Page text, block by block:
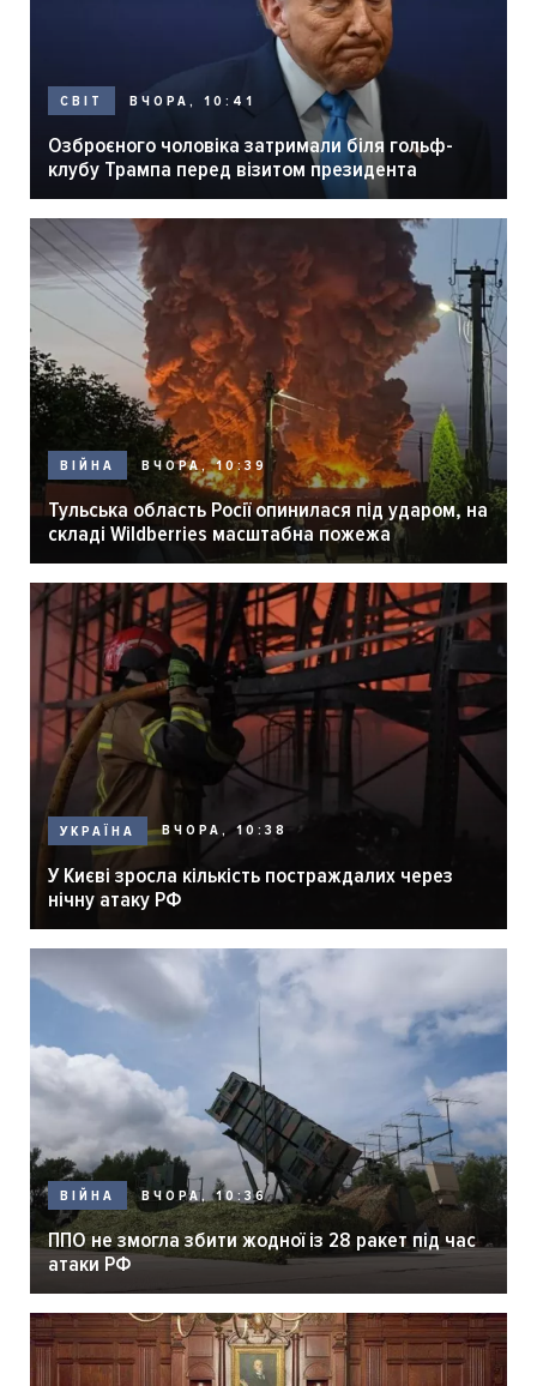
СВІТ ВЧОРА, 10:41
Озброєного чоловіка затримали біля гольф-
клубу Трампа перед візитом президента
ВІЙНА ВЧОРА, 10:39
Тульська область Росії опинилася під ударом, на
складі Wildberries масштабна пожежа
УКРАЇНА ВЧОРА, 10:38
У Києві зросла кількість постраждалих через
нічну атаку РФ
ВІЙНА ВЧОРА, 10:36
ППО не змогла збити жодної із 28 ракет під час
атаки РФ